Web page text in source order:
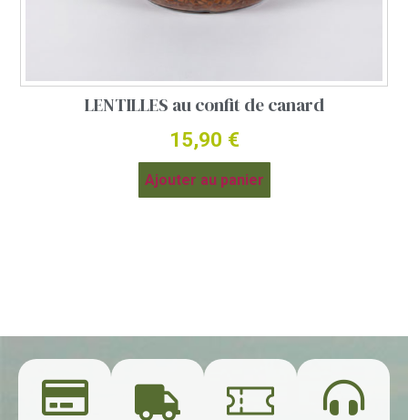
LENTILLES au confit de canard
15,90 €
Ajouter au panier